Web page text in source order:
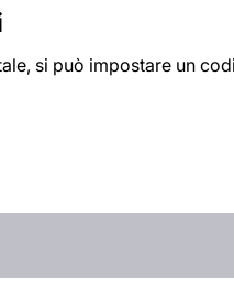
si può impostare un